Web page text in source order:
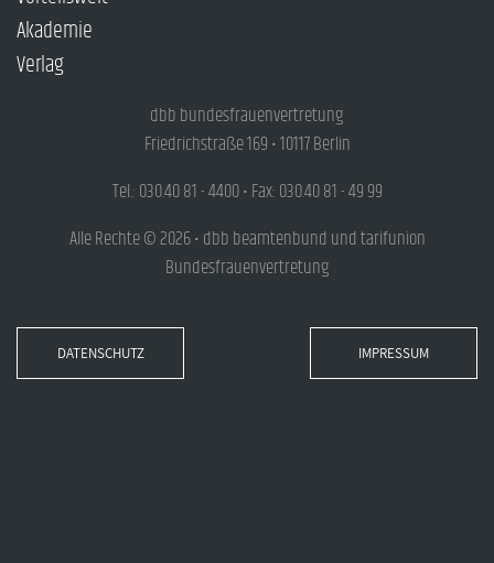
Akademie
Verlag
dbb bundesfrauenvertretung
Friedrichstraße 169 • 10117 Berlin
Tel.: 030.40 81 - 4400 • Fax: 030.40 81 - 49 99
Alle Rechte © 2026 • dbb beamtenbund und tarifunion
Bundesfrauenvertretung
DATENSCHUTZ IMPRESSUM